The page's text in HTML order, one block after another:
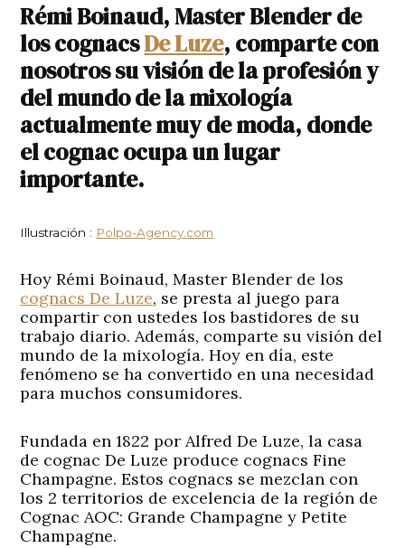
Rémi Boinaud, Master Blender de
los cognacsDe Luze, comparte con
nosotros su visión de la profesión y
del mundo de la mixología
actualmente muy de moda, donde
el cognac ocupa un lugar
importante.
Illustración : Polpo-Agency.com
Hoy Rémi Boinaud, Master Blender de los
cognacs De Luze, se presta al juego para
compartir con ustedes los bastidores de su
trabajo diario. Además, comparte su visión del
mundo de la mixología. Hoy en día, este
fenómeno se ha convertido en una necesidad
para muchos consumidores.
Fundada en 1822 por Alfred De Luze, la casa
de cognac De Luze produce cognacs Fine
Champagne. Estos cognacs se mezclan con
los 2 territorios de excelencia de la región de
Cognac AOC: Grande Champagne y Petite
Champagne.